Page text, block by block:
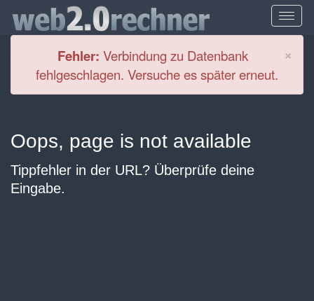
×
Fehler: Verbindung zu Datenbank
fehlgeschlagen. Versuche es später erneut.
Oops, page is not available
Tippfehler in der URL? Überprüfe deine
Eingabe.